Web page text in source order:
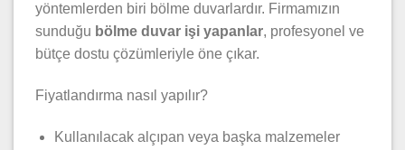
yöntemlerden biri bölme duvarlardır. Firmamızın
sunduğu bölme duvar işi yapanlar, profesyonel ve
bütçe dostu çözümleriyle öne çıkar.
Fiyatlandırma nasıl yapılır?
Kullanılacak alçıpan veya başka malzemeler